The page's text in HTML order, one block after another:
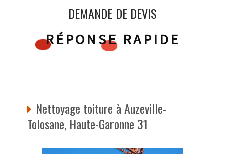
DEMANDE DE DEVIS
RÉPONSE RAPIDE
Nettoyage toiture à Auzeville-
Tolosane, Haute-Garonne 31